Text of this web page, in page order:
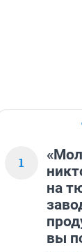
1
на
вы